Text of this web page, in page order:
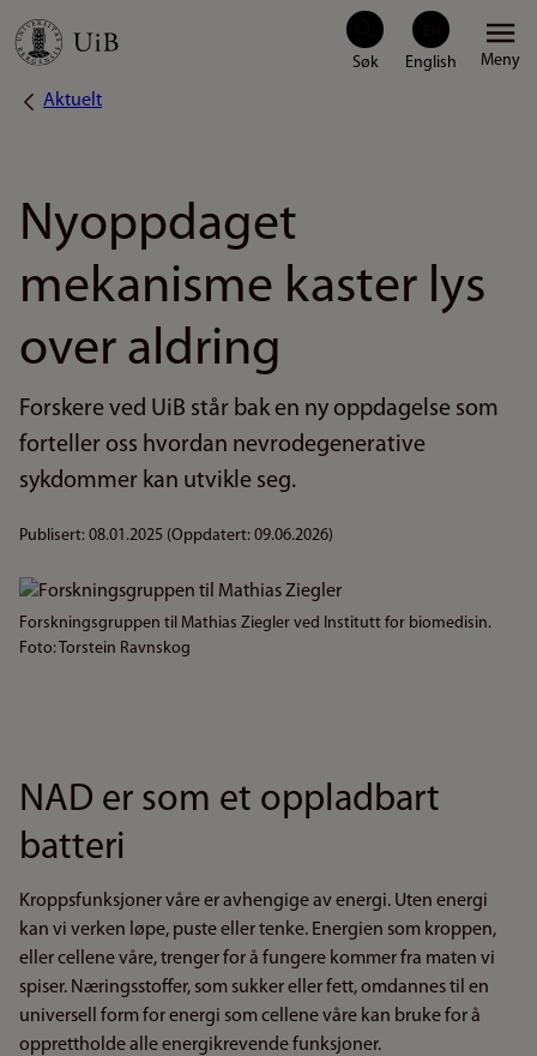
Hopp
Meny
Navigasjonssti
Aktuelt
Nyoppdaget
mekanisme kaster lys
over aldring
Forskere ved UiB står bak en ny oppdagelse som
forteller oss hvordan nevrodegenerative
sykdommer kan utvikle seg.
Publisert: 08.01.2025 (Oppdatert: 09.06.2026)
Bilde
Forskningsgruppen til Mathias Ziegler ved Institutt for biomedisin.
Foto: Torstein Ravnskog
NAD er som et oppladbart
batteri
Kroppsfunksjoner våre er avhengige av energi. Uten energi
kan vi verken løpe, puste eller tenke. Energien som kroppen,
eller cellene våre, trenger for å fungere kommer fra maten vi
spiser. Næringsstoffer, som sukker eller fett, omdannes til en
universell form for energi som cellene våre kan bruke for å
opprettholde alle energikrevende funksjoner.